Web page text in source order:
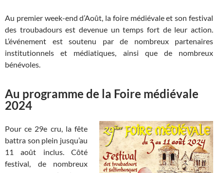
Au premier week-end d’Août, la foire médiévale et son festival
des troubadours est devenue un temps fort de leur action.
L’événement est soutenu par de nombreux partenaires
institutionnels et médiatiques, ainsi que de nombreux
bénévoles.
Au programme de la Foire médiévale
2024
Pour ce 29e cru, la fête
battra son plein jusqu’au
11 août inclus. Côté
festival, de nombreux